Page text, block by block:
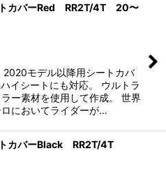
カバーRed RR2T/4T 20〜
モデル以降用シートカバ
イシートにも対応。 ウルトラ
ー素材を使用して作成。 世界
においてライダーが…
カバーBlack RR2T/4T